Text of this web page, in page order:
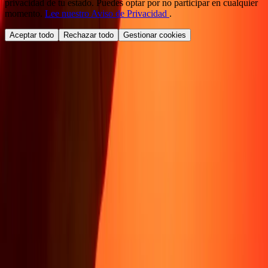
privacidad de tu estado. Puedes optar por no participar en cualquier
momento. Lee nuestro Aviso de Privacidad .
Aceptar todo Rechazar todo Gestionar cookies